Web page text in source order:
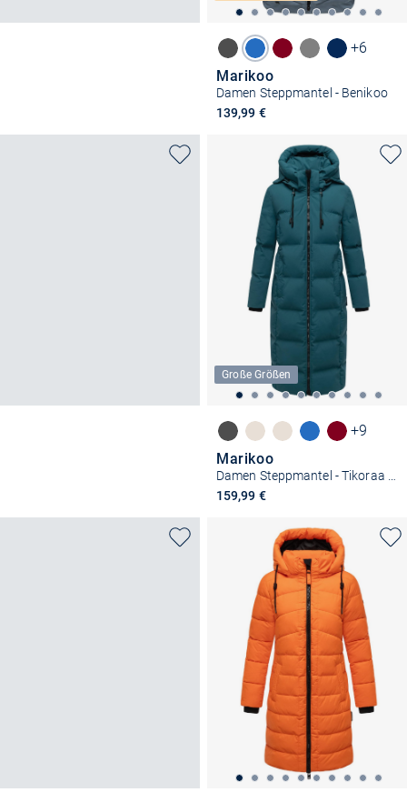
+6
Marikoo
Damen Steppmantel - Benikoo
139,99 €
Große Größen
+9
Marikoo
159,99 €